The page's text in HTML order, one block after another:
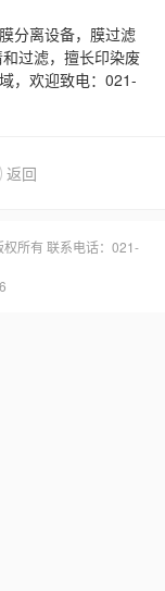
膜分离设备， 膜过滤
过滤，擅长印染废
，欢迎致电：021-
返回
权所有 联系电话：021-